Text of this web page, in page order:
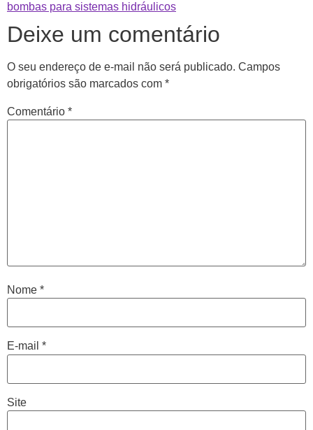
bombas para sistemas hidráulicos
Deixe um comentário
O seu endereço de e-mail não será publicado. Campos
obrigatórios são marcados com *
Comentário *
Nome *
E-mail *
Site